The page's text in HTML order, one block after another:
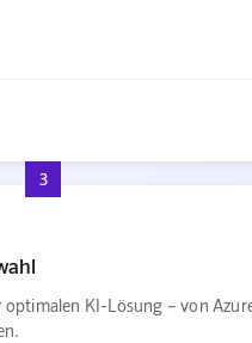
3
optimalen KI-Lösung – von